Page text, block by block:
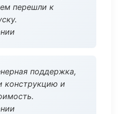
перешли к
поддержка,
конструкцию и